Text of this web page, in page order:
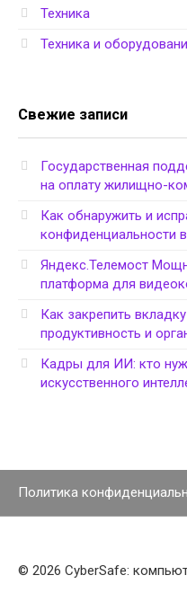
Техника
Техника и
Свежие записи
Государственная
на оплату жилищно-
Как обнаружить и
конфиденциальности
Яндекс.Телемост
платформа для
Как закрепить
продуктивность и
Кадры для ИИ: кто
искусственного
Политика
© 2026 CyberSafe: